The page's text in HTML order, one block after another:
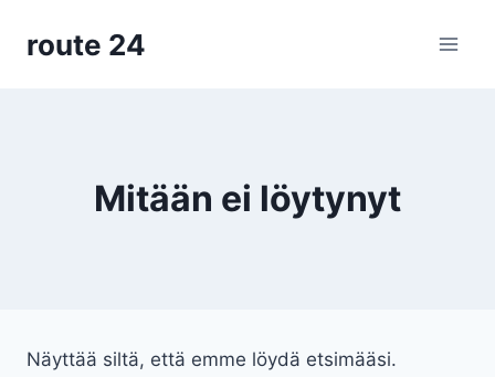
sisältöön
route 24
Mitään ei löytynyt
Näyttää siltä, että emme löydä etsimääsi.